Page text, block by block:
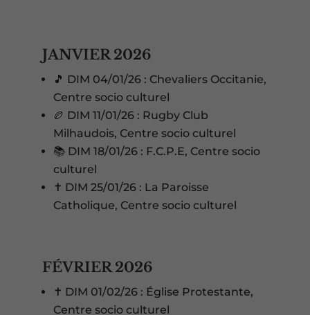
JANVIER 2026
🎵 DIM 04/01/26 : Chevaliers Occitanie,
Centre socio culturel
🏉 DIM 11/01/26 : Rugby Club
Milhaudois, Centre socio culturel
📚 DIM 18/01/26 : F.C.P.E, Centre socio
culturel
✝️ DIM 25/01/26 : La Paroisse
Catholique, Centre socio culturel
FÉVRIER 2026
✝️ DIM 01/02/26 : Église Protestante,
Centre socio culturel